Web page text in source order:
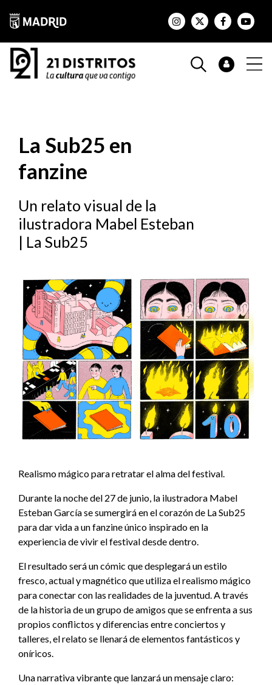
La Sub25 en
fanzine
Un relato visual de la
ilustradora Mabel Esteban
| La Sub25
Realismo mágico para retratar el alma del festival.
Durante la noche del 27 de junio, la ilustradora Mabel
Esteban García se sumergirá en el corazón de La Sub25
para dar vida a un fanzine único inspirado en la
experiencia de vivir el festival desde dentro.
El resultado será un cómic que desplegará un estilo
fresco, actual y magnético que utiliza el realismo mágico
para conectar con las realidades de la juventud. A través
de la historia de un grupo de amigos que se enfrenta a sus
propios conflictos y diferencias entre conciertos y
talleres, el relato se llenará de elementos fantásticos y
oníricos.
Una narrativa vibrante que lanzará un mensaje claro: